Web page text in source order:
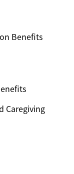
Benefits
Caregiving